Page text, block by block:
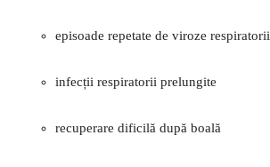
episoade repetate de viroze respiratorii
infecții respiratorii prelungite
recuperare dificilă după boală